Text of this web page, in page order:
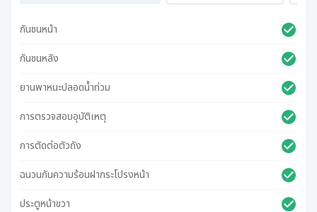
กันชนหน้า
กันชนหลัง
ยานพาหนะปลอดน้ําท่วม
การตรวจสอบอุบัติเหตุ
การตัดต่อตัวถัง
ฉนวนกันความร้อนฝากระโปรงหน้า
ประตูหน้าขวา